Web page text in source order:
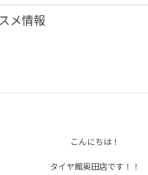
メ情報
こんにちは！
タイヤ館奥田店です！！